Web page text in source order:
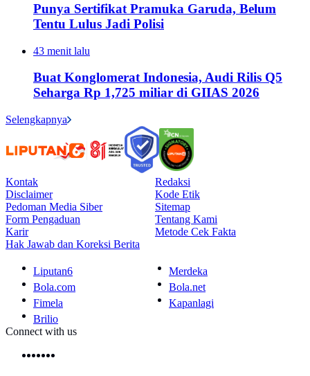
Punya Sertifikat Pramuka Garuda, Belum
Tentu Lulus Jadi Polisi
43 menit lalu
Buat Konglomerat Indonesia, Audi Rilis Q5
Seharga Rp 1,725 miliar di GIIAS 2026
Selengkapnya
Kontak
Redaksi
Disclaimer
Kode Etik
Pedoman Media Siber
Sitemap
Form Pengaduan
Tentang Kami
Karir
Metode Cek Fakta
Hak Jawab dan Koreksi Berita
Liputan6
Merdeka
Bola.com
Bola.net
Fimela
Kapanlagi
Brilio
Connect with us